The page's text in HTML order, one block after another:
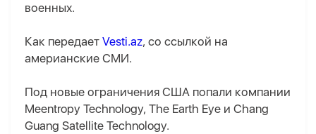
военных.
Как передает Vesti.az, со ссылкой на
америанские СМИ.
Под новые ограничения США попали компании
Meentropy Technology, The Earth Eye и Chang
Guang Satellite Technology.